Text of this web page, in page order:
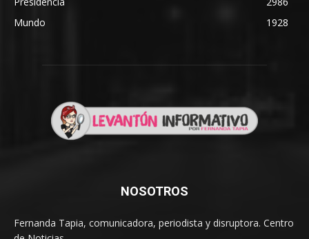
Mundo
1928
NOSOTROS
Fernanda Tapia, comunicadora, periodista y disruptora. Centro